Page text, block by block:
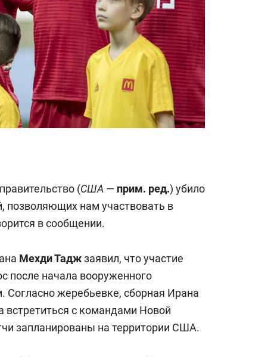
(США — прим. ред.) убило
позволяющих нам участвовать в
в сообщении.
Мехди Таджзаявил, что участие
после начала вооруженного
жеребьевке, сборная Ирана
встретиться с командами Новой
запланированы на территории США.